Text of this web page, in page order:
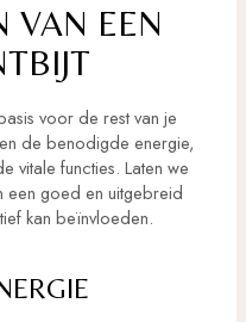
VAN EEN
voor de rest van je
de benodigde energie,
vitale functies. Laten we
een goed en uitgebreid
kan beïnvloeden.